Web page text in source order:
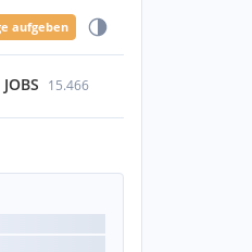
aufgeben
JOBS 15.466